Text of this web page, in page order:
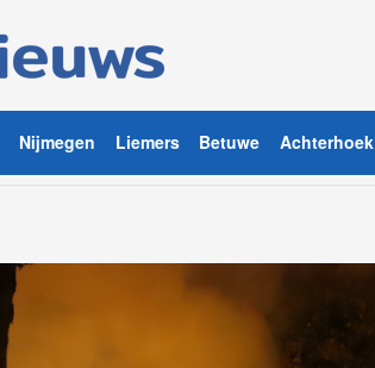
Nijmegen Liemers Betuwe Achterhoek